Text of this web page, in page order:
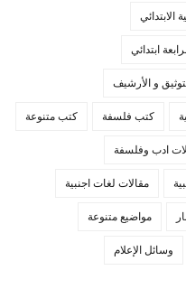
الابتدائي
ابتدائي
و الأرشيف
كتب فلسفة كتب متنوعة
ادب وفلسفة
مقالات لغات اجنبية
مواضيع متنوعة
وسائل الإعلام